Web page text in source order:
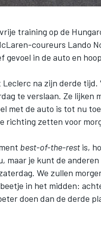
training op de
coureurs Lando
gevoel in de auto en
na zijn derde tijd.
te verslaan. Ze lijken
met de auto is tot nu
richting zetten voor
best-of-the-rest is,
maar je kunt de
We zullen
in het midden:
doen dan de derde